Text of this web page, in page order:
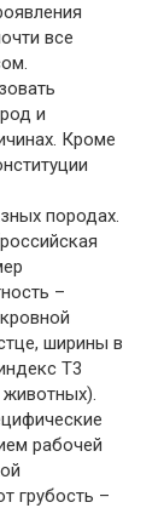
все
и
Кроме
породах.
–
ширины в
Т3
животных).
рабочей
грубость –